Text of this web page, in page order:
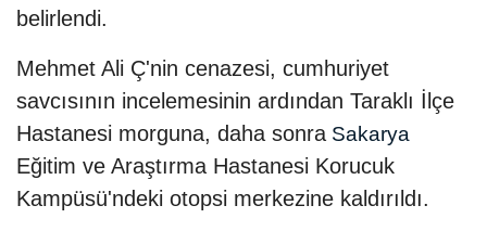
belirlendi.
Mehmet Ali Ç'nin cenazesi, cumhuriyet
savcısının incelemesinin ardından Taraklı İlçe
Hastanesi morguna, daha sonra Sakarya
Eğitim ve Araştırma Hastanesi Korucuk
Kampüsü'ndeki otopsi merkezine kaldırıldı.